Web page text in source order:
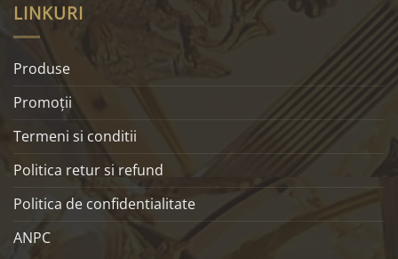
LINKURI
Produse
Promoţii
Termeni si conditii
Politica retur si refund
Politica de confidentialitate
ANPC